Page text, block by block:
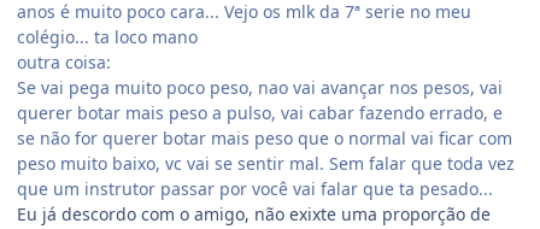
anos é muito poco cara... Vejo os mlk da 7ª serie no meu
colégio... ta loco mano
outra coisa:
Se vai pega muito poco peso, nao vai avançar nos pesos, vai
querer botar mais peso a pulso, vai cabar fazendo errado, e
se não for querer botar mais peso que o normal vai ficar com
peso muito baixo, vc vai se sentir mal. Sem falar que toda vez
que um instrutor passar por você vai falar que ta pesado...
Eu já descordo com o amigo, não exixte uma proporção de